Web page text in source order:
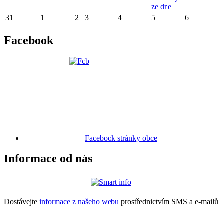
ze dne
31 1 2 3 4 5 6
Facebook
Facebook stránky obce
Informace od nás
Dostávejte informace z našeho webu prostřednictvím SMS a e-mailů